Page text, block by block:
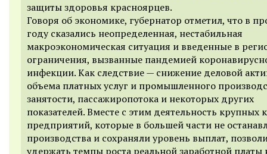
защиты здоровья красноярцев.
Говоря об экономике, губернатор отметил, что в
году сказались неопределенная, нестабильная
макроэкономическая ситуация и введенные в
ограничения, вызванные пандемией
инфекции. Как следствие — снижение деловой
объема платных услуг и промышленного
занятости, пассажиропотока и некоторых других
показателей. Вместе с этим деятельность крупных
предприятий, которые в большей части не
производства и сохраняли уровень выплат,
удержать темпы роста реальной заработной платы